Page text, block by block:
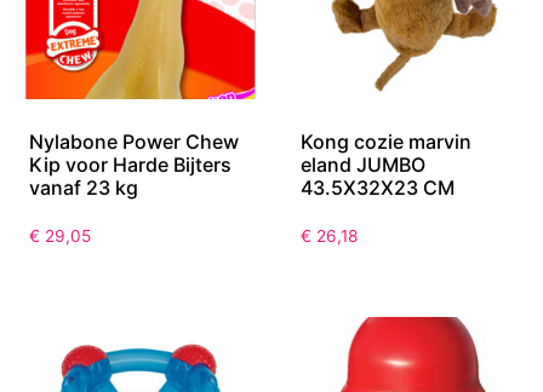
Nylabone Power Chew
Kip voor Harde Bijters
vanaf 23 kg
€ 29,05
Kong cozie marvin
eland JUMBO
43.5X32X23 CM
€ 26,18